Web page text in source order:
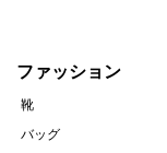
ファッション
靴
バッグ